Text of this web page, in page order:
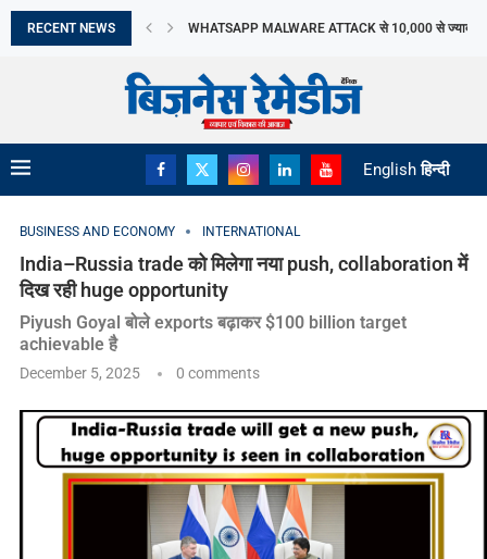
RECENT NEWS WHATSAPP MALWARE ATTACK से 10,000 से ज्यादा
English हिन्दी
BUSINESS AND ECONOMY INTERNATIONAL
India–Russia trade को मिलेगा नया push, collaboration में
दिख रही huge opportunity
Piyush Goyal बोले exports बढ़ाकर $100 billion target
achievable है
December 5, 2025 0 comments